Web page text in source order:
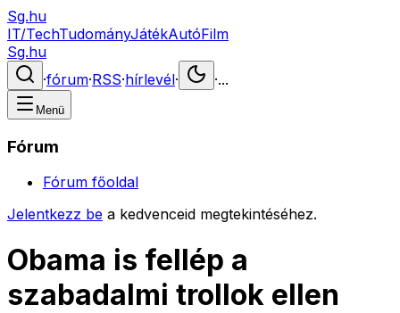
Sg.hu
IT/TechTudományJátékAutóFilm
Sg.hu
·fórum·RSS·hírlevél· ·...
Menü
Fórum
Fórum főoldal
Jelentkezz be a kedvenceid megtekintéséhez.
Obama is fellép a
szabadalmi trollok ellen